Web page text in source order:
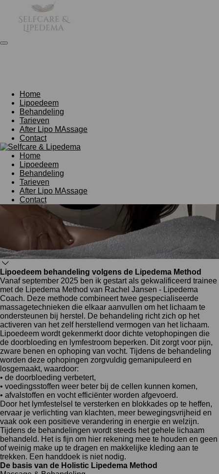
direct
hoofdinhoud
Home
Lipoedeem
Behandeling
Tarieven
After Lipo MAssage
Contact
Home
Lipoedeem
Behandeling
Tarieven
After Lipo MAssage
Contact
Lipoedeem behandeling volgens de Lipedema Method
Vanaf september 2025 ben ik gestart als gekwalificeerd trainee
met de Lipedema Method van Rachel Jansen - Lipedema
Coach. Deze methode combineert twee gespecialiseerde
massagetechnieken die elkaar aanvullen om het lichaam te
ondersteunen bij herstel. De behandeling richt zich op het
activeren van het zelf herstellend vermogen van het lichaam.
Lipoedeem wordt gekenmerkt door dichte vetophopingen die
de doorbloeding en lymfestroom beperken. Dit zorgt voor pijn,
zware benen en ophoping van vocht. Tijdens de behandeling
worden deze ophopingen zorgvuldig gemanipuleerd en
losgemaakt, waardoor:
• de doorbloeding verbetert,
• voedingsstoffen weer beter bij de cellen kunnen komen,
• afvalstoffen en vocht efficiënter worden afgevoerd.
Door het lymfestelsel te versterken en blokkades op te heffen,
ervaar je verlichting van klachten, meer bewegingsvrijheid en
vaak ook een positieve verandering in energie en welzijn.
Tijdens de behandelingen wordt steeds het gehele lichaam
behandeld. Het is fijn om hier rekening mee te houden en geen
of weinig make up te dragen en makkelijke kleding aan te
trekken. Een handdoek is niet nodig.
De basis van de Holistic Lipedema Method